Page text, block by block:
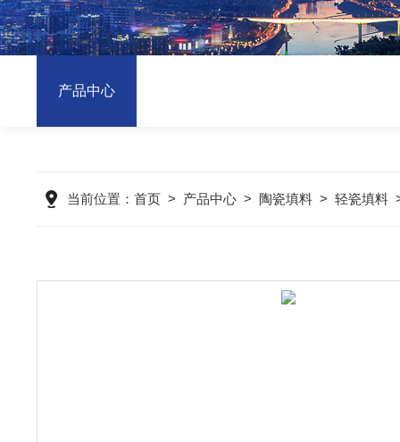
产品中心
当前位置： 首页> 产品中心> 陶瓷填料> 轻瓷填料